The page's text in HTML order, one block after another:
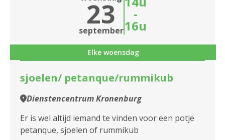
23
september
-
16u
Elke woensdag
sjoelen/ petanque/rummikub
Dienstencentrum Kronenburg
Er is wel altijd iemand te vinden voor een potje
petanque, sjoelen of rummikub